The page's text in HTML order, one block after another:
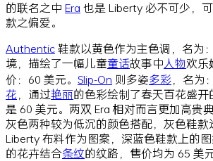
的联名之中 Era 也是 Liberty 必不可少，
款之偏爱。
Authentic鞋款以黄色作为主色调，名为
境，描绘了一幅儿童童话故事中人物欢乐
价：60 美元。 Slip-On 则多姿多彩 ，名为
花 ，通过艳丽的色彩绘制了春天百花盛开
是 60 美元。两双 Era 相对而言更加高贵
灰色两种较为低沉的颜色搭配，灰色鞋款
Liberty 布料作为图案，深蓝色鞋款上的
的花卉结合条纹的纹路，售价均为 65 美元